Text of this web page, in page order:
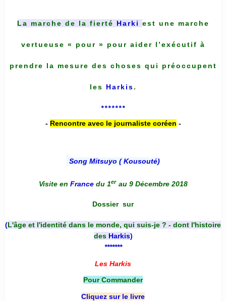
La marche de la fierté Harki est une marche
vertueuse « pour » pour aider l’exécutif à
prendre la mesure des choses qui préoccupent
les Harkis.
*******
- Rencontre avec le journaliste coréen -
Song Mitsuyo ( Kousouté)
Visite en France du 1er au 9 Décembre 2018
Dossier sur
(L'âge et l'identité dans le monde, qui suis-je ? - dont l'histoire
des Harkis)
*******
Les Harkis
Pour Commander
Cliquez sur le livre